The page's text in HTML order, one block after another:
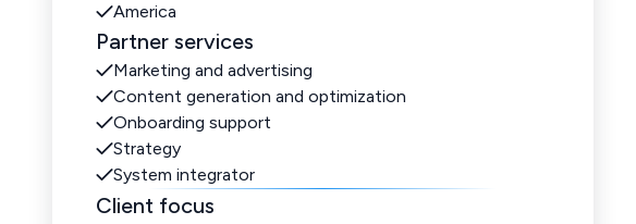
America
Partner services
Marketing and advertising
Content generation and optimization
Onboarding support
Strategy
System integrator
Client focus